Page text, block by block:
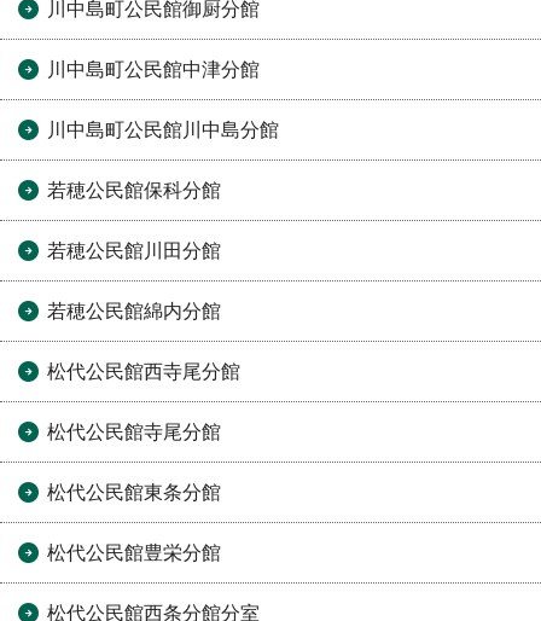
川中島町公民館御厨分館
川中島町公民館中津分館
川中島町公民館川中島分館
若穂公民館保科分館
若穂公民館川田分館
若穂公民館綿内分館
松代公民館西寺尾分館
松代公民館寺尾分館
松代公民館東条分館
松代公民館豊栄分館
松代公民館西条分館分室